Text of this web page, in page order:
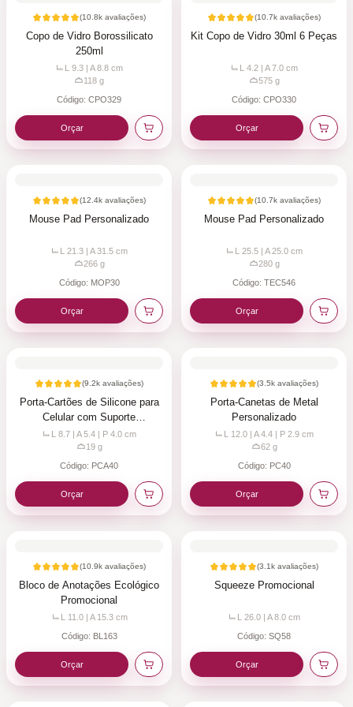
(10.8k avaliações)
Copo de Vidro Borossilicato
250ml
L 9.3 | A 8.8 cm
118 g
Código: CPO329
Orçar
(10.7k avaliações)
Kit Copo de Vidro 30ml 6 Peças
L 4.2 | A 7.0 cm
575g
Código: CPO330
Orçar
(12.4k avaliações)
Mouse Pad Personalizado
L 21.3 | A 31.5 cm
266g
Código: MOP30
Orçar
(10.7k avaliações)
Mouse Pad Personalizado
L 25.5 | A 25.0 cm
280g
Código: TEC546
Orçar
(9.2k avaliações)
Porta-Cartões de Silicone para
Celular com Suporte
Personalizado
L 8.7 | A 5.4 | P 4.0 cm
19g
Código: PCA40
Orçar
(3.5k avaliações)
Porta-Canetas de Metal
Personalizado
L 12.0 | A 4.4 | P 2.9 cm
62g
Código: PC40
Orçar
(10.9k avaliações)
Bloco de Anotações Ecológico
Promocional
L 11.0 | A 15.3cm
Código: BL163
Orçar
(3.1k avaliações)
Squeeze Promocional
L 26.0 | A 8.0 cm
Código: SQ58
Orçar